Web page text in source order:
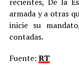
armada y a otras
inicie su
contadas.
Fuente: RT